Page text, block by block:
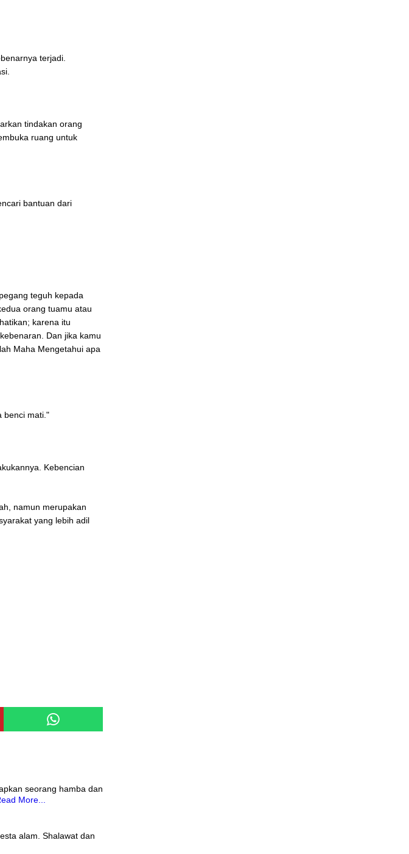
terjadi.
tindakan orang
ruang untuk
bantuan dari
teguh kepada
orang tuamu atau
karena itu
Dan jika kamu
Maha Mengetahui apa
benci mati."
Kebencian
namun merupakan
yang lebih adil
seorang hamba dan
More...